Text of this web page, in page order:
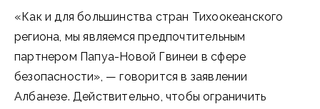
«Как и для большинства стран Тихоокеанского
региона, мы являемся предпочтительным
партнером Папуа-Новой Гвинеи в сфере
безопасности», — говорится в заявлении
Албанезе. Действительно, чтобы ограничить